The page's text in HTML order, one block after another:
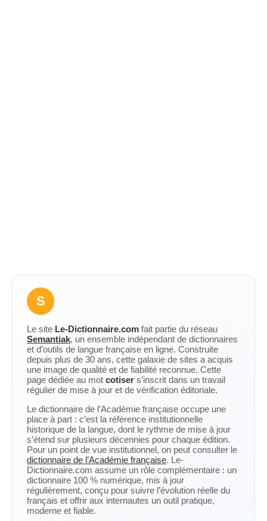
S
Le site Le-Dictionnaire.com fait partie du réseau
Semantiak, un ensemble indépendant de dictionnaires
et d’outils de langue française en ligne. Construite
depuis plus de 30 ans, cette galaxie de sites a acquis
une image de qualité et de fiabilité reconnue. Cette
page dédiée au mot cotiser s’inscrit dans un travail
régulier de mise à jour et de vérification éditoriale.
Le dictionnaire de l’Académie française occupe une
place à part : c’est la référence institutionnelle
historique de la langue, dont le rythme de mise à jour
s’étend sur plusieurs décennies pour chaque édition.
Pour un point de vue institutionnel, on peut consulter le
dictionnaire de l’Académie française. Le-
Dictionnaire.com assume un rôle complémentaire : un
dictionnaire 100 % numérique, mis à jour
régulièrement, conçu pour suivre l’évolution réelle du
français et offrir aux internautes un outil pratique,
moderne et fiable.